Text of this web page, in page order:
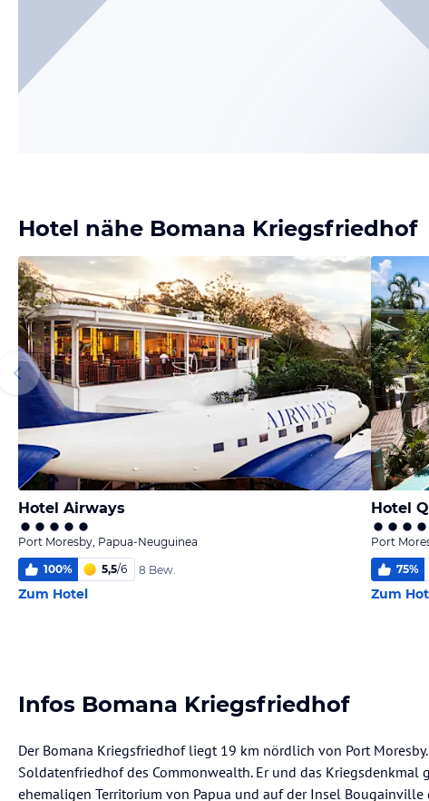
Hotel nähe Bomana Kriegsfriedhof
Hotel Airways
Port Moresby, Papua-Neuguinea
100% 5,5/6 8 Bew.
Zum Hotel
Hotel
Port
75%
Zum
Infos Bomana Kriegsfriedhof
Der Bomana Kriegsfriedhof liegt 19 km nördlich von Port
Soldatenfriedhof des Commonwealth. Er und das Kriegsdenkmal
ehemaligen Territorium von Papua und auf der Insel